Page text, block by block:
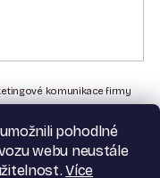
pohodlné
webu neustále
Více
komunikace firmy